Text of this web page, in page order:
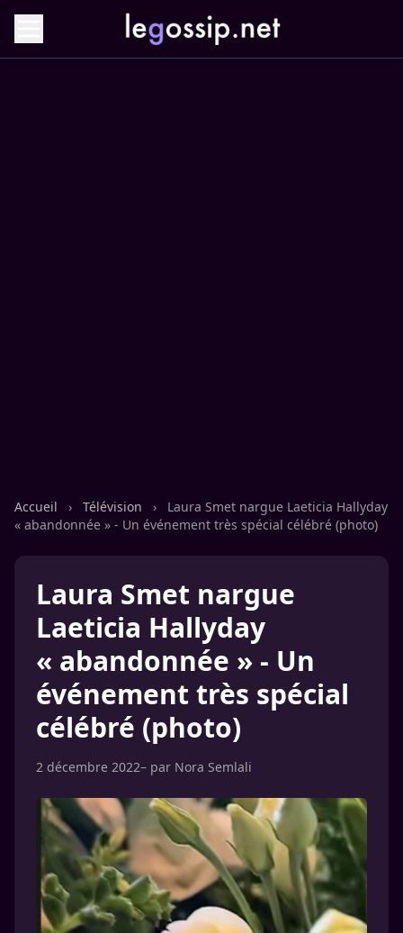
Accueil › Télévision ›
Laura Smet nargue Laeticia Hallyday
« abandonnée » - Un événement très spécial célébré (photo)
Laura Smet nargue
Laeticia Hallyday
« abandonnée » - Un
événement très spécial
célébré (photo)
2 décembre 2022– par Nora Semlali